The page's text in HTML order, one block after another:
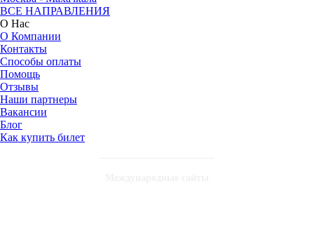
ВСЕ НАПРАВЛЕНИЯ
О Нас
О Компании
Контакты
Способы оплаты
Помощь
Отзывы
Наши партнеры
Вакансии
Блог
Как купить билет